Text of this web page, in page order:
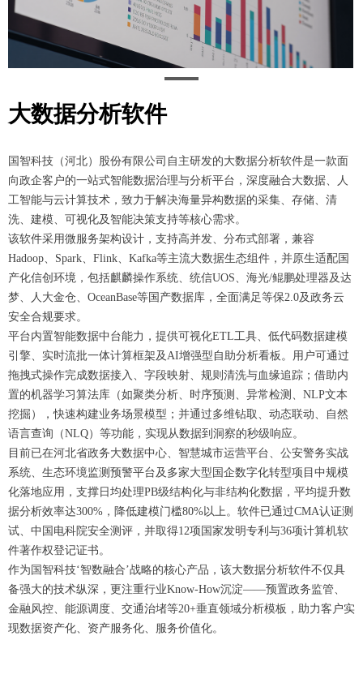
大数据分析软件
国智科技（河北）股份有限公司自主研发的大数据分析软件是一款面
向政企客户的一站式智能数据治理与分析平台，深度融合大数据、人
工智能与云计算技术，致力于解决海量异构数据的采集、存储、清
洗、建模、可视化及智能决策支持等核心需求。
该软件采用微服务架构设计，支持高并发、分布式部署，兼容
Hadoop、Spark、Flink、Kafka等主流大数据生态组件，并原生适配国
产化信创环境，包括麒麟操作系统、统信UOS、海光/鲲鹏处理器及达
梦、人大金仓、OceanBase等国产数据库，全面满足等保2.0及政务云
安全合规要求。
平台内置智能数据中台能力，提供可视化ETL工具、低代码数据建模
引擎、实时流批一体计算框架及AI增强型自助分析看板。用户可通过
拖拽式操作完成数据接入、字段映射、规则清洗与血缘追踪；借助内
置的机器学习算法库（如聚类分析、时序预测、异常检测、NLP文本
挖掘），快速构建业务场景模型；并通过多维钻取、动态联动、自然
语言查询（NLQ）等功能，实现从数据到洞察的秒级响应。
目前已在河北省政务大数据中心、智慧城市运营平台、公安警务实战
系统、生态环境监测预警平台及多家大型国企数字化转型项目中规模
化落地应用，支撑日均处理PB级结构化与非结构化数据，平均提升数
据分析效率达300%，降低建模门槛80%以上。软件已通过CMA认证测
试、中国电科院安全测评，并取得12项国家发明专利与36项计算机软
件著作权登记证书。
作为国智科技‘智数融合’战略的核心产品，该大数据分析软件不仅具
备强大的技术纵深，更注重行业Know-How沉淀——预置政务监管、
金融风控、能源调度、交通治堵等20+垂直领域分析模板，助力客户实
现数据资产化、资产服务化、服务价值化。